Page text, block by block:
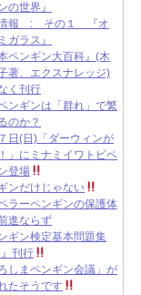
の世界』
報 : その１ 『オ
ガラス』
本ペンギン大百科』(木
著、エクスナレッジ)
く刊行
ンギンは「群れ」で繁
のか？
日(日)「ダーウィンが
」にミナミイワトビペ
登場
ンだけじゃない
ラーペンギンの保護体
進ならず
ンギン検定基本問題集
刊行
ろしまペンギン会議」が
たそうです